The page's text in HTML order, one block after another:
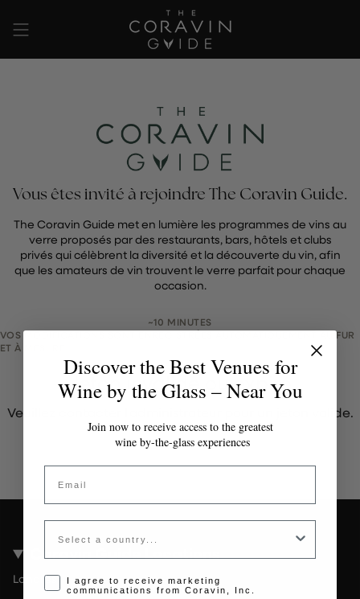
au
contenu
de
Vous êtes invité à rejoindre The Coravin Guide.
The Coravin Guide met en lumière les programmes de vins au
verre proposés par des restaurants, bars, hôtels et clubs
privés qui célèbrent la diversité et la découverte du vin, afin
que les amateurs de vin trouvent le verre parfait pour chaque
occasion.
~10 MINUTES
VOS MODIFICATIONS SONT ENREGISTRÉES AUTOMATIQUEMENT AU FUR
ET À MESURE.
Jeton invalide ou expiré
Veuillez contacter l'administrateur pour un jeton valide.
Coravin Guide Locations
Londres
Discover the Best Venues for
Wine by the Glass – Near You
Join now to receive access to the greatest
wine by-the-glass experiences
Email
Country
Opt-in disclaimer
I agree to receive marketing
communications from Coravin, Inc.